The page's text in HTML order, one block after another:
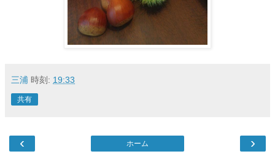
三浦 時刻: 19:33
共有
‹ ›
ホーム